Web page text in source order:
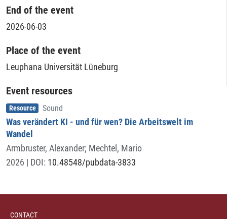
End of the event
2026-06-03
Place of the event
Leuphana Universität Lüneburg
Event resources
Item type
Resource , Sound
Was verändert KI - und für wen? Die Arbeitswelt im
Wandel
Armbruster, Alexander; Mechtel, Mario
2026 | DOI: 10.48548/pubdata-3833
CONTACT